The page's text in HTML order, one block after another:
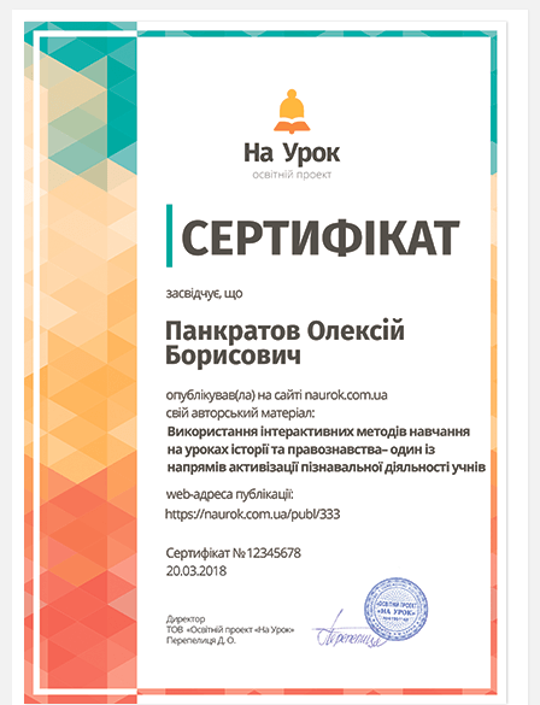
отримати найбільше записане
двоцифрове число? ( у 6 разів).
Знайдіть числа, одне з яких у 2 рази
більше іншого. (6 и 12, 7 и 14.)
На скільки перше двоцифрове число
більше останнього одноцифрового? (На
5.)
Дайте характеристику числа
5. (Натуральне, одноцифрове, непарне,
складається з 5 одиниць,сусіди 4 та 6.)
Виконайте наступне завдання і ви
дізнаєтесь скільки пальців на лапках у
14 : 7 + 3 =
Розвязуємо по одному з місця. (5.) Під час
спекотного сезону в Австралії жаба –
лопатниця впадає в сплячку. Знайдіть значення
виразу і ви дізнаєтесь скільки місяців вона
зможе прожити без їжі та води. (10 місяців)